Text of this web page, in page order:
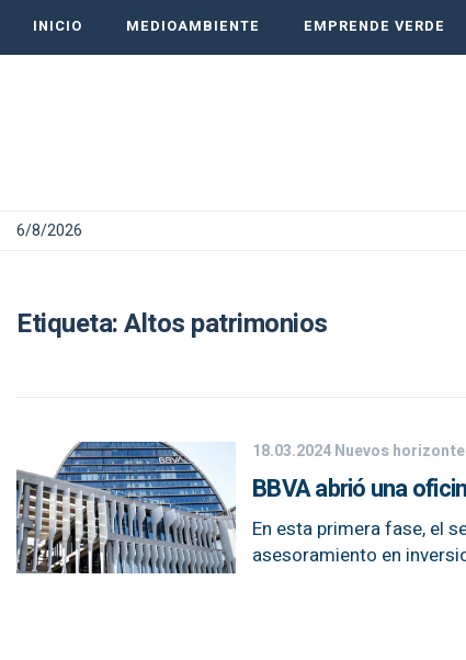
INICIO MEDIOAMBIENTE EMPRENDE VERDE
6/8/2026
Etiqueta:Altos patrimonios
18.03.2024Nuevos
BBVA abrió una
En esta primera fase, el
asesoramiento en